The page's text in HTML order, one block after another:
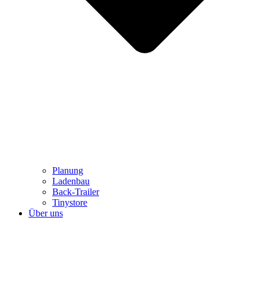
Planung
Ladenbau
Back-Trailer
Tinystore
Über uns